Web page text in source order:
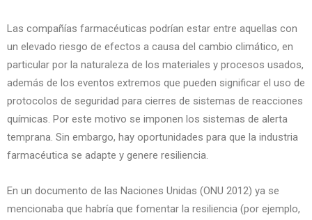
Las compañías farmacéuticas podrían estar entre aquellas con
un elevado riesgo de efectos a causa del cambio climático, en
particular por la naturaleza de los materiales y procesos usados,
además de los eventos extremos que pueden significar el uso de
protocolos de seguridad para cierres de sistemas de reacciones
químicas. Por este motivo se imponen los sistemas de alerta
temprana. Sin embargo, hay oportunidades para que la industria
farmacéutica se adapte y genere resiliencia.
En un documento de las Naciones Unidas (ONU 2012) ya se
mencionaba que habría que fomentar la resiliencia (por ejemplo,